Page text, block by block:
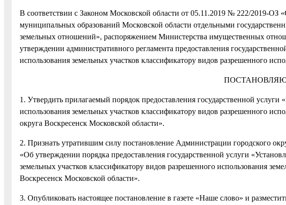
В соответствии с Законом Московской области от 05.11.2019 № 222/2019-ОЗ
муниципальных образований Московской области отдельными
земельных отношений», распоряжением Министерства имущественных
утверждении административного регламента предоставления
использования земельных участков классификатору видов разрешенного
1. Утвердить прилагаемый порядок предоставления государственной услуги
использования земельных участков классификатору видов разрешенного
округа Воскресенск Московской области».
2. Признать утратившим силу постановление Администрации городского
«Об утверждении порядка предоставления государственной услуги
земельных участков классификатору видов разрешенного использования
Воскресенск Московской области».
3. Опубликовать настоящее постановление в газете «Наше слово» и